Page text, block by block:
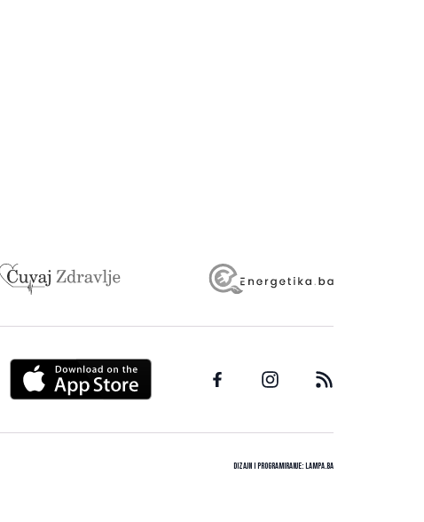
Dizajn i programiranje: Lampa.ba